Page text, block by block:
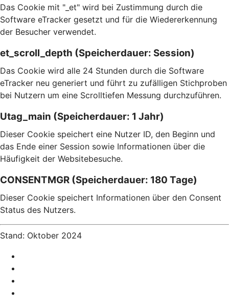
Das Cookie mit "_et" wird bei Zustimmung durch die
Software eTracker gesetzt und für die Wiedererkennung
der Besucher verwendet.
et_scroll_depth (Speicherdauer: Session)
Das Cookie wird alle 24 Stunden durch die Software
eTracker neu generiert und führt zu zufälligen Stichproben
bei Nutzern um eine Scrolltiefen Messung durchzuführen.
Utag_main (Speicherdauer: 1 Jahr)
Dieser Cookie speichert eine Nutzer ID, den Beginn und
das Ende einer Session sowie Informationen über die
Häufigkeit der Websitebesuche.
CONSENTMGR (Speicherdauer: 180 Tage)
Dieser Cookie speichert Informationen über den Consent
Status des Nutzers.
Stand: Oktober 2024